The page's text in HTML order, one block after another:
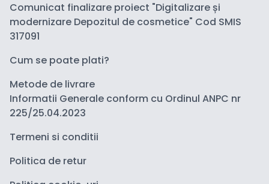
Comunicat finalizare proiect "Digitalizare și
modernizare Depozitul de cosmetice" Cod SMIS
317091
Cum se poate plati?
Metode de livrare
Informatii Generale conform cu Ordinul ANPC nr
225/25.04.2023
Termeni si conditii
Politica de retur